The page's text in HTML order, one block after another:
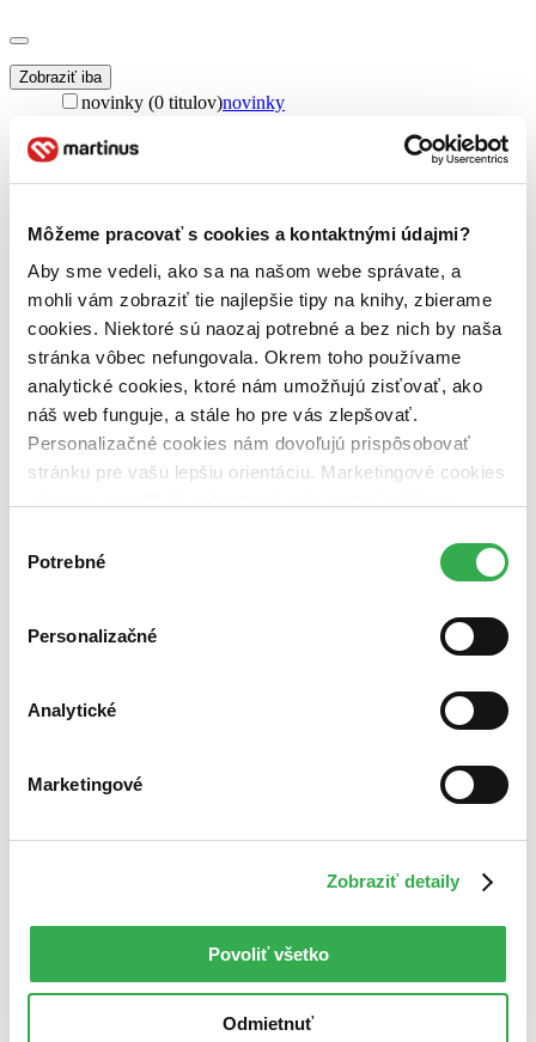
Môžeme pracovať s cookies a kontaktnými údajmi?
Aby sme vedeli, ako sa na našom webe správate, a
mohli vám zobraziť tie najlepšie tipy na knihy, zbierame
cookies. Niektoré sú naozaj potrebné a bez nich by naša
stránka vôbec nefungovala. Okrem toho používame
analytické cookies, ktoré nám umožňujú zisťovať, ako
náš web funguje, a stále ho pre vás zlepšovať.
Personalizačné cookies nám dovoľujú prispôsobovať
stránku pre vašu lepšiu orientáciu. Marketingové cookies
nám pomohlo, keby sme mohli používať všetky tieto
súhlasu
Potrebné
Personalizačné
Analytické
Marketingové
Zobraziť detaily
Povoliť všetko
Odmietnuť
Zobraziť iba
novinky (0 titulov)novinky
Dostupnosť
pripravujeme (0 titulov)pripravujeme
dostupná (bez vypredaných) (0 titulov)dostupná (bez
Nové / čítané
nová (0 titulov)nová
čítaná (0 titulov)čítaná
čítaná - výborný stav (0 titulov)
čítaná - výborný stav
čítaná - mierne opotrebovaná (0 titulov)čítaná - mierne
opotrebovaná
čítané verzie vypredaných kníh (0 titulov)čítané verzie
Bestsellery
Top hodnotené
Najlacnejšie
Skúste prosím zmeniť vyhľadávaný výraz.